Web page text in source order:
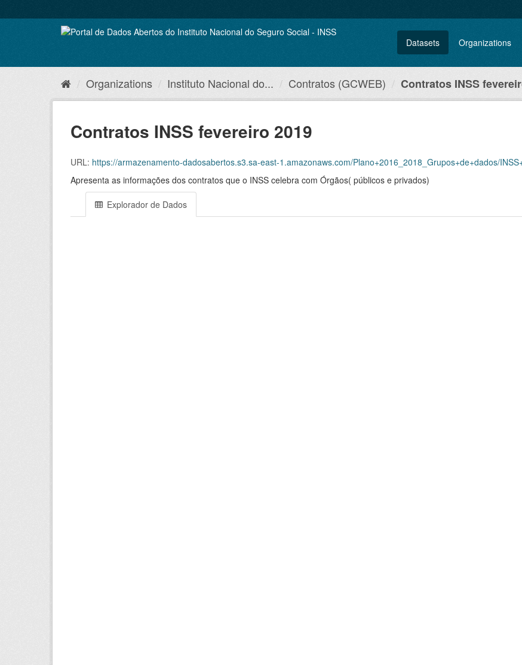
to
Datasets Organizations
Organizations Instituto Nacional do... Contratos (GCWEB) Contratos INSS
Contratos INSS fevereiro 2019
URL: https://armazenamento-dadosabertos.s3.sa-east-1.amazonaws.com/Plano+2016_2018_Grupos+de+dados/
Apresenta as informações dos contratos que o INSS celebra com Órgãos( públicos e privados)
Explorador de Dados